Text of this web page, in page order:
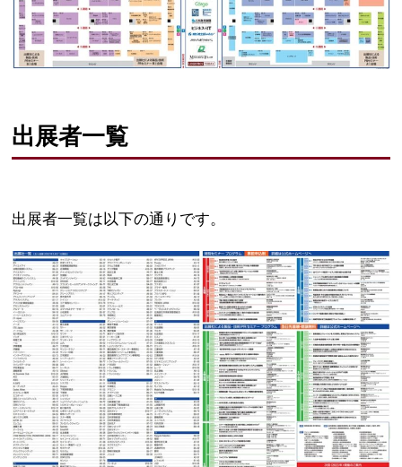
出展者一覧
出展者一覧は以下の通りです。